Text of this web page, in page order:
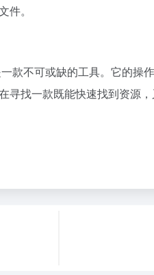
。
款不可或缺的工具。它的操
找一款既能快速找到资源